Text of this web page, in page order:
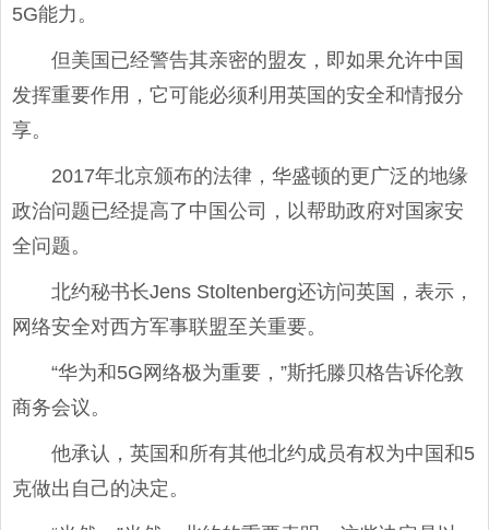
5G能力。
但美国已经警告其亲密的盟友，即如果允许中国
发挥重要作用，它可能必须利用英国的安全和情报分
享。
2017年北京颁布的法律，华盛顿的更广泛的地缘
政治问题已经提高了中国公司，以帮助政府对国家安
全问题。
北约秘书长Jens Stoltenberg还访问英国，表示，
网络安全对西方军事联盟至关重要。
“华为和5G网络极为重要，”斯托滕贝格告诉伦敦
商务会议。
他承认，英国和所有其他北约成员有权为中国和5
克做出自己的决定。